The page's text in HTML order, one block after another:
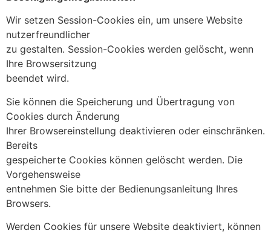
Wir setzen Session-Cookies ein, um unsere Website
nutzerfreundlicher
zu gestalten. Session-Cookies werden gelöscht, wenn
Ihre Browsersitzung
beendet wird.
Sie können die Speicherung und Übertragung von
Cookies durch Änderung
Ihrer Browsereinstellung deaktivieren oder einschränken.
Bereits
gespeicherte Cookies können gelöscht werden. Die
Vorgehensweise
entnehmen Sie bitte der Bedienungsanleitung Ihres
Browsers.
Werden Cookies für unsere Website deaktiviert, können